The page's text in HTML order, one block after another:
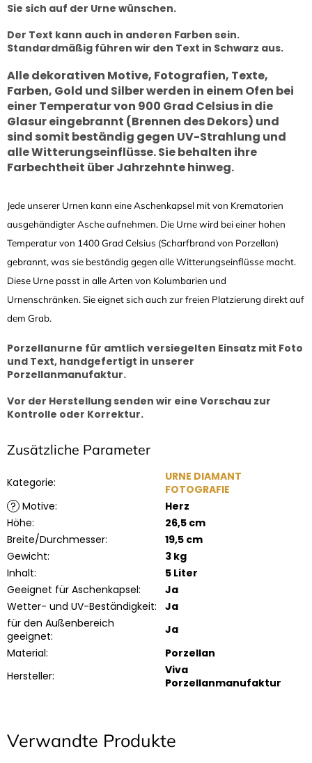
Verwandte Produkte
Sie sich auf der Urne wünschen.
Der Text kann auch in anderen Farben sein.
Standardmäßig führen wir den Text in Schwarz aus.
Alle dekorativen Motive, Fotografien, Texte,
Farben, Gold und Silber werden in einem Ofen bei
einer Temperatur von 900 Grad Celsius in die
Glasur eingebrannt (Brennen des Dekors) und
sind somit beständig gegen UV-Strahlung und
alle Witterungseinflüsse. Sie behalten ihre
Farbechtheit über Jahrzehnte hinweg.
Jede unserer Urnen kann eine Aschenkapsel mit von Krematorien
ausgehändigter Asche aufnehmen. Die Urne wird bei einer hohen
Temperatur von 1400 Grad Celsius (Scharfbrand von Porzellan)
gebrannt, was sie beständig gegen alle Witterungseinflüsse macht.
Diese Urne passt in alle Arten von Kolumbarien und
Urnenschränken. Sie eignet sich auch zur freien Platzierung direkt auf
dem Grab.
Porzellanurne für amtlich versiegelten Einsatz mit Foto
und Text, handgefertigt in unserer
Porzellanmanufaktur.
Vor der Herstellung senden wir eine Vorschau zur
Kontrolle oder Korrektur.
Zusätzliche Parameter
Kategorie:
URNE DIAMANT
FOTOGRAFIE
? Motive:
Herz
Höhe:
26,5 cm
Breite/Durchmesser:
19,5 cm
Gewicht:
3 kg
Inhalt:
5 Liter
Geeignet für Aschenkapsel:
Ja
Wetter- und UV-Beständigkeit:
Ja
für den Außenbereich
geeignet:
Ja
Material:
Porzellan
Hersteller:
Viva
Porzellanmanufaktur